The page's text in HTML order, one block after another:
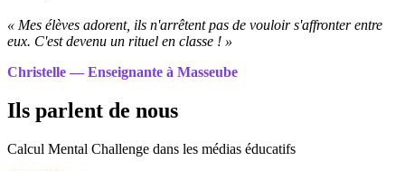
« Mes élèves adorent, ils n'arrêtent pas de vouloir s'affronter entre
eux. C'est devenu un rituel en classe ! »
Christelle — Enseignante à Masseube
Ils parlent de nous
Calcul Mental Challenge dans les médias éducatifs